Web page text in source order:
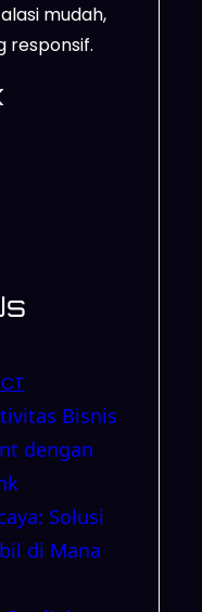
mudah,
responsif.
Bisnis
dengan
Solusi
di Mana